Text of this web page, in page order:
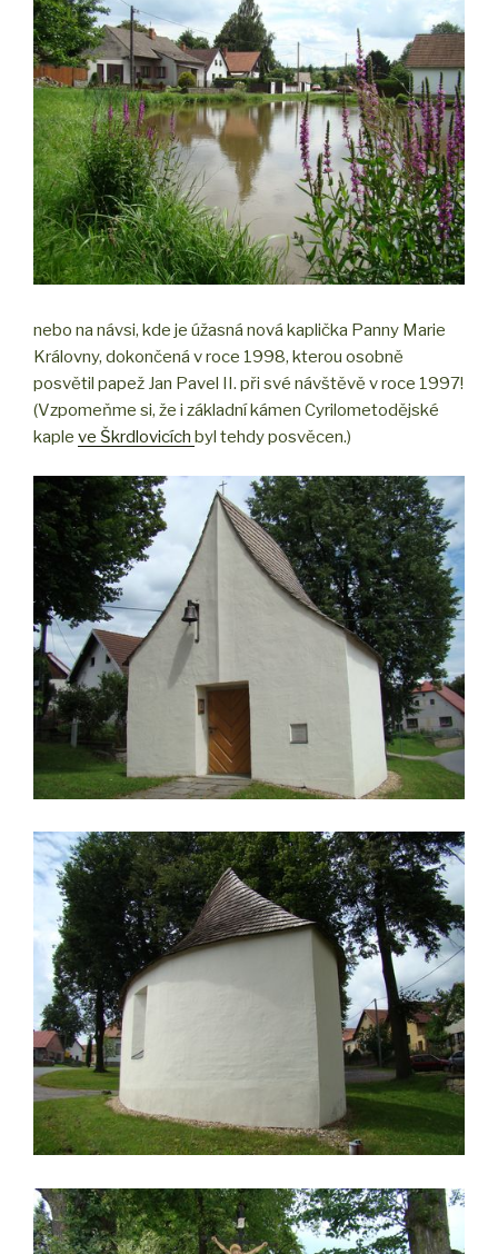
nebo na návsi, kde je úžasná nová kaplička Panny Marie
Královny, dokončená v roce 1998, kterou osobně
posvětil papež Jan Pavel II. při své návštěvě v roce 1997!
(Vzpomeňme si, že i základní kámen Cyrilometodějské
kaple ve Škrdlovicích byl tehdy posvěcen.)